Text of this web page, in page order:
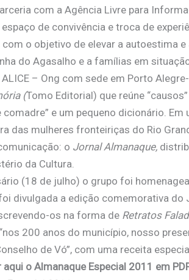
com a Agência Livre para
espaço de convivência e troca de
o objetivo de elevar a autoestima
do Agasalho e a famílias em
– Ong com sede em Porto
(Tomo Editorial) que reúne
comadre” e um pequeno dicionário.
das mulheres fronteiriças do Rio
o Jornal Almanaque,
da Cultura.
(18 de julho) o grupo foi
divulgada a edição comemorativa
os na forma de Retratos
200 anos do município, nosso
de Vó”, com uma receita
o Almanaque Especial 2011 em